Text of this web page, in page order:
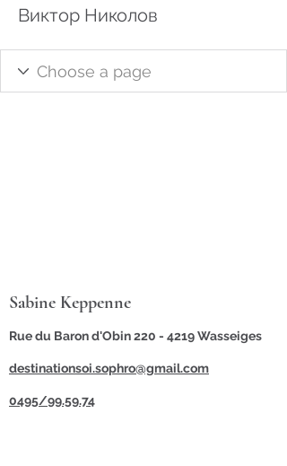
Виктор Николов
Sabine Keppenne
Rue du Baron d'Obin 220 - 4219 Wasseiges
destinationsoi.sophro@gmail.com
0495/99.59.74